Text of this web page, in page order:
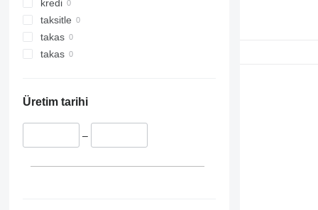
kredi
taksitle
takas
takas
Üretim tarihi
–